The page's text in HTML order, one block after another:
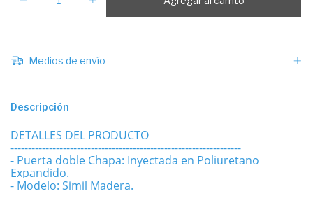
Medios de envío
Descripción
DETALLES DEL PRODUCTO
------------------------------------------------------------------
- Puerta doble Chapa: Inyectada en Poliuretano
Expandido.
- Modelo: Simil Madera.